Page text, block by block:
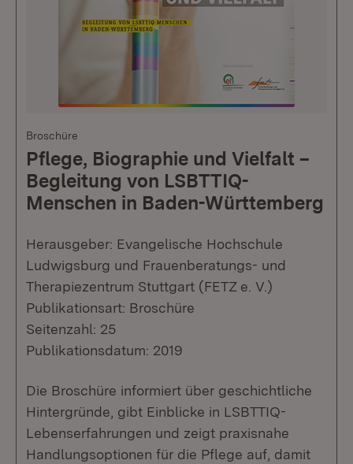
Broschüre
Pflege, Biographie und Vielfalt –
Begleitung von LSBTTIQ-
Menschen in Baden-Württemberg
Herausgeber: Evangelische Hochschule
Ludwigsburg und Frauenberatungs- und
Therapiezentrum Stuttgart (FETZ e. V.)
Publikationsart: Broschüre
Seitenzahl: 25
Publikationsdatum: 2019
Die Broschüre informiert über geschichtliche
Hintergründe, gibt Einblicke in LSBTTIQ-
Lebenserfahrungen und zeigt praxisnahe
Handlungsoptionen für die Pflege auf, damit